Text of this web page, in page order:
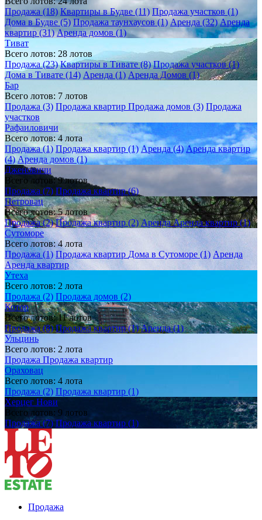
Продажа (18) Квартиры в Будве (11) Продажа участков (1)
Дома в Будве (5) Продажа таунхаусов (1) Аренда (32) Аренда
квартир (31) Аренда домов (1)
Тиват
Всего лотов: 28 лотов
Продажа (23) Квартиры в Тивате (8) Продажа участков (1)
Дома в Тивате (14) Аренда (1) Аренда Домов (1)
Бар
Всего лотов: 7 лотов
Продажа (3) Продажа квартир Продажа домов (3) Продажа
участков
Рафаиловичи
Всего лотов: 4 лота
Продажа (1) Продажа квартир (1) Аренда (4) Аренда квартир
(4) Аренда домов (1)
Дженовичи
Всего лотов: 9 лотов
Продажа (7) Продажа квартир (6)
Петровац
Всего лотов: 5 лотов
Продажа (2) Продажа квартир (2) АрендаАренда квартир (1)
Сутоморе
Всего лотов: 4 лота
Продажа (1) Продажа квартир Дома в Сутоморе (1) Аренда
Аренда квартир
Утеха
Всего лотов: 2 лота
Продажа (2) Продажа домов (2)
Котор
Всего лотов: 11 лотов
Продажа (8) Продажа квартир (1) Аренда (1)
Ульцинь
Всего лотов: 2 лота
Продажа Продажа квартир
Ораховац
Всего лотов: 4 лота
Продажа (2) Продажа квартир (1)
Херцег Нови
Всего лотов: 9 лотов
Продажа (7) Продажа квартир (1)
Продажа